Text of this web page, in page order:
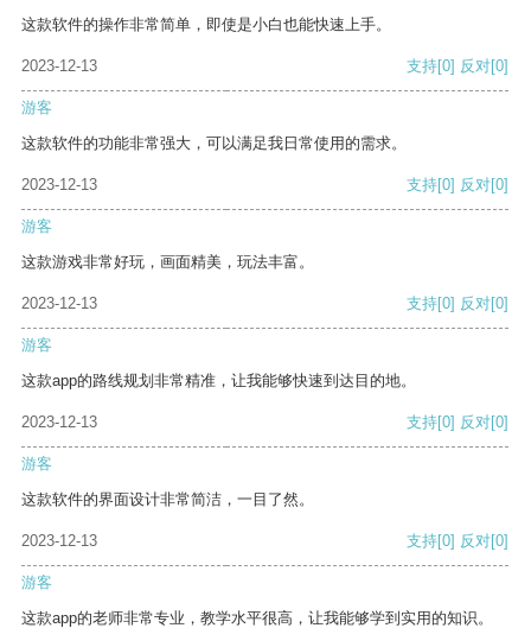
这款软件的操作非常简单，即使是小白也能快速上手。
2023-12-13 支持[0] 反对[0]
游客
这款软件的功能非常强大，可以满足我日常使用的需求。
2023-12-13 支持[0] 反对[0]
游客
这款游戏非常好玩，画面精美，玩法丰富。
2023-12-13 支持[0] 反对[0]
游客
这款app的路线规划非常精准，让我能够快速到达目的地。
2023-12-13 支持[0] 反对[0]
游客
这款软件的界面设计非常简洁，一目了然。
2023-12-13 支持[0] 反对[0]
游客
这款app的老师非常专业，教学水平很高，让我能够学到实用的知识。